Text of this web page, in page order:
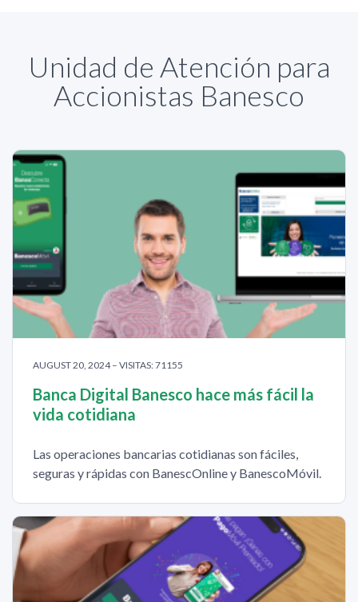
Unidad de Atención para
Accionistas Banesco
AUGUST 20, 2024 – VISITAS: 71155
Banca Digital Banesco hace más fácil la
vida cotidiana
Las operaciones bancarias cotidianas son fáciles,
seguras y rápidas con BanescOnline y BanescoMóvil.